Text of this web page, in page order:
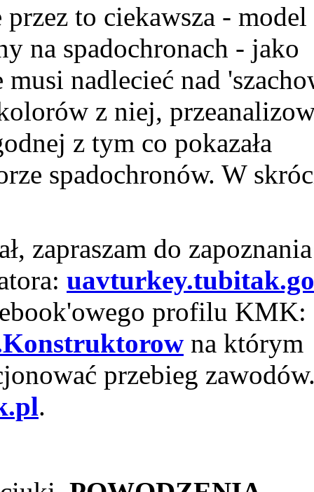
to ciekawsza - model
na spadochronach - jako
nadlecieć nad
z niej,
z tym co pokazała
spadochronów. W
zapraszam do
profilu KMK:
na którym
przebieg
.